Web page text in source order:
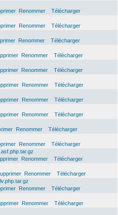
Renommer
Télécharger
Renommer
Télécharger
Renommer
Télécharger
Renommer
Télécharger
Renommer
Télécharger
Renommer
Télécharger
Renommer
Télécharger
Renommer
Télécharger
Renommer
Télécharger
Renommer
Télécharger
Renommer
Télécharger
Renommer
Télécharger
Renommer
Télécharger
Renommer
Télécharger